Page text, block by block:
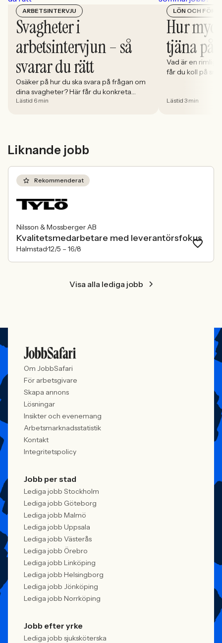
ARBETSINTERVJU
Svagheter i
arbetsintervjun – så
svarar du rätt
Osäker på hur du ska svara på frågan om
dina svagheter? Här får du konkreta
exempel, vanliga misstag och tips som
Lästid 6 min
LÖN OCH
Hur
tjäna på
Vad är en rimlig
får du koll på
Lästid 3 min
Liknande jobb
Rekommenderat
Nilsson & Mossberger AB
Kvalitetsmedarbetare med leverantörsfokus
Halmstad12/5 – 16/8
Visa alla lediga jobb
Om JobbSafari
För arbetsgivare
Skapa annons
Lösningar
Insikter och evenemang
Arbetsmarknadsstatistik
Kontakt
Integritetspolicy
Jobb per stad
Lediga jobb Stockholm
Lediga jobb Göteborg
Lediga jobb Malmö
Lediga jobb Uppsala
Lediga jobb Västerås
Lediga jobb Örebro
Lediga jobb Linköping
Lediga jobb Helsingborg
Lediga jobb Jönköping
Lediga jobb Norrköping
Jobb efter yrke
Lediga jobb sjuksköterska